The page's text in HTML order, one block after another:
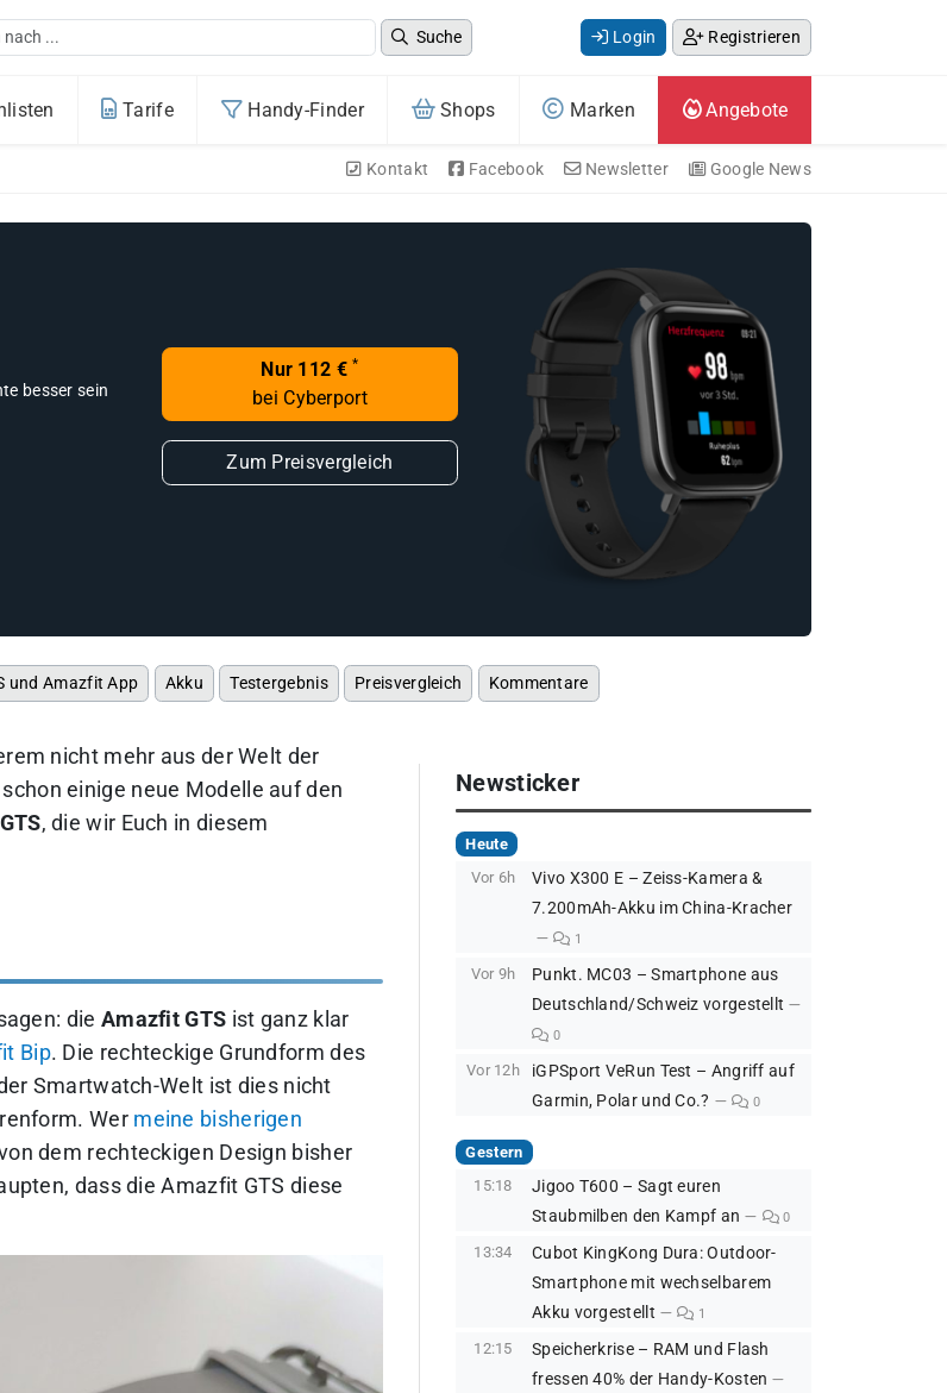
Suche Login Registrieren
Tarife Handy-Finder Shops Marken Angebote
Kontakt Facebook Newsletter Google News
besser sein
Nur 112 € *
bei Cyberport
Zum Preisvergleich
und Amazfit App Akku Testergebnis Preisvergleich Kommentare
nicht mehr aus der Welt der
einige neue Modelle auf den
, die wir Euch in diesem
die Amazfit GTS ist ganz klar
Bip. Die rechteckige Grundform des
Smartwatch-Welt ist dies nicht
Wer meine bisherigen
dem rechteckigen Design bisher
dass die Amazfit GTS diese
Newsticker
Heute
Vor 6h
Vivo X300 E – Zeiss-Kamera &
7.200mAh-Akku im China-Kracher
1
Vor 9h
Punkt. MC03 – Smartphone aus
Deutschland/Schweiz vorgestellt
0
Vor 12h
iGPSport VeRun Test – Angriff auf
Garmin, Polar und Co.?
0
Gestern
15:18
Jigoo T600 – Sagt euren
Staubmilben den Kampf an
0
13:34
Cubot KingKong Dura: Outdoor-
Smartphone mit wechselbarem
Akku vorgestellt
1
12:15
Speicherkrise – RAM und Flash
fressen 40% der Handy-Kosten